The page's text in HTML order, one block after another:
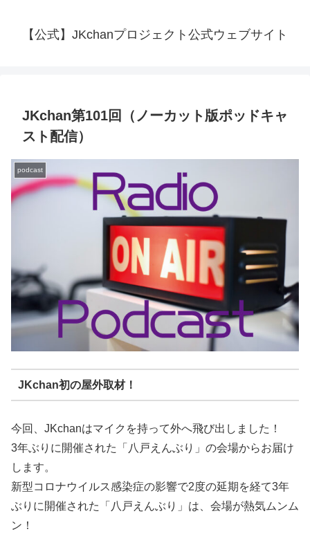
【公式】JKchanプロジェクト公式ウェブサイト
JKchan第101回（ノーカット版ポッドキャ
スト配信）
podcast
JKchan初の屋外取材！
今回、JKchanはマイクを持って外へ飛び出しました！
3年ぶりに開催された「八戸えんぶり」の会場からお届け
します。
新型コロナウイルス感染症の影響で2度の延期を経て3年
ぶりに開催された「八戸えんぶり」は、会場が熱気ムンム
ン！